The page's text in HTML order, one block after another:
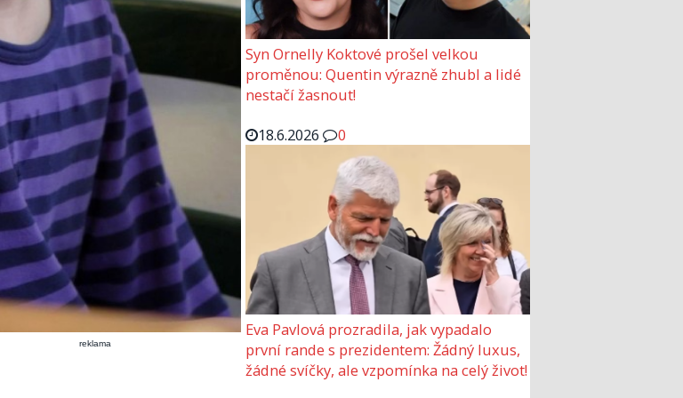
reklama
Syn Ornelly Koktové prošel velkou
proměnou: Quentin výrazně zhubl a lidé
nestačí žasnout!
18.6.2026
0
Eva Pavlová prozradila, jak vypadalo
první rande s prezidentem: Žádný luxus,
žádné svíčky, ale vzpomínka na celý život!